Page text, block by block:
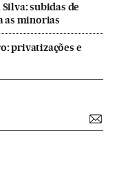
subidas de
as minorias
privatizações e